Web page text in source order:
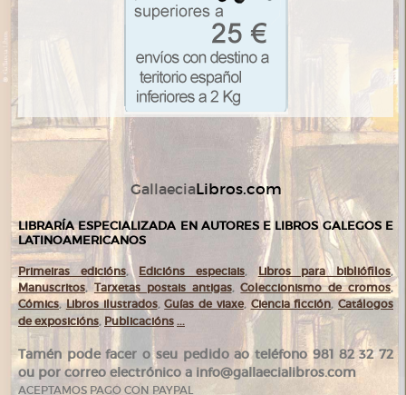
GallaeciaLibros.com
LIBRARÍA ESPECIALIZADA EN AUTORES E LIBROS GALEGOS E
LATINOAMERICANOS
Primeiras edicións, Edicións especiais, Libros para bibliófilos,
Manuscritos, Tarxetas postais antigas,Coleccionismo de cromos,
Cómics,Libros ilustrados,Guías de viaxe, Ciencia ficción, Catálogos
de exposicións, Publicacións ...
Tamén pode facer o seu pedido ao teléfono 981 82 32 72
ou por correo electrónico a info@gallaecialibros.com
ACEPTAMOS PAGO CON PAYPAL